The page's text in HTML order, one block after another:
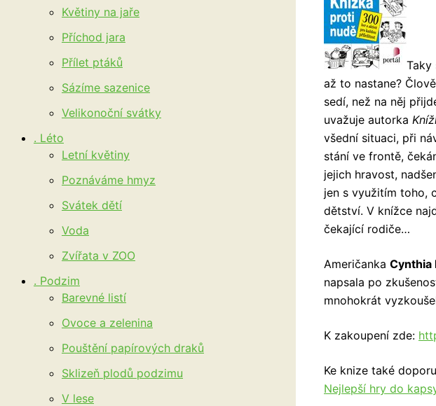
Květiny na jaře
Příchod jara
Přílet ptáků
Sázíme sazenice
Velikonoční svátky
. Léto
Letní květiny
Poznáváme hmyz
Svátek dětí
Voda
Zvířata v ZOO
. Podzim
Barevné listí
Ovoce a zelenina
Pouštění papírových draků
Sklizeň plodů podzimu
V lese
Taky
až to nastane?
sedí, než na něj
uvažuje autorka
všední situaci, při
stání ve frontě,
jejich hravost,
jen s využitím toho,
dětství. V knížce
čekající rodiče…
Američanka Cynthia
napsala po
mnohokrát
K zakoupení zde:
Ke knize také
Nejlepší hry do